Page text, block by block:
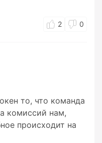
2 0
то, что команда
комиссий нам,
происходит на